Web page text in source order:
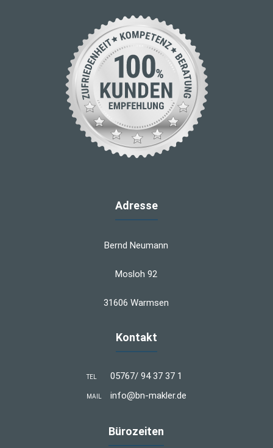
Adresse
Bernd Neumann
Mosloh 92
31606 Warmsen
Kontakt
TEL 05767/ 94 37 37 1
MAIL info@bn-makler.de
Bürozeiten